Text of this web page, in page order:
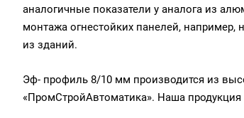
аналогичные показатели у аналога из
монтажа огнестойких панелей,
из зданий.
Эф- профиль 8/10 мм производится из
«ПромСтройАвтоматика». Наша